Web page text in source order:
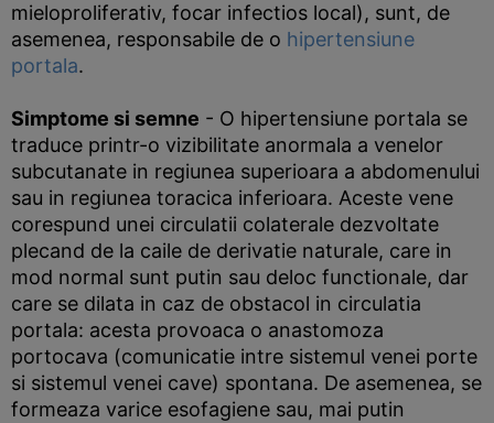
mieloproliferativ, focar infectios local), sunt, de
asemenea, responsabile de o hipertensiune
portala.
Simptome si semne - O hipertensiune portala se
traduce printr-o vizibilitate anormala a venelor
subcutanate in regiunea superioara a abdomenului
sau in regiunea toracica inferioara. Aceste vene
corespund unei circulatii colaterale dezvoltate
plecand de la caile de derivatie naturale, care in
mod normal sunt putin sau deloc functionale, dar
care se dilata in caz de obstacol in circulatia
portala: acesta provoaca o anastomoza
portocava (comunicatie intre sistemul venei porte
si sistemul venei cave) spontana. De asemenea, se
formeaza varice esofagiene sau, mai putin